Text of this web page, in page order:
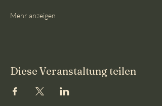
Mehr anzeigen
Diese Veranstaltung teilen